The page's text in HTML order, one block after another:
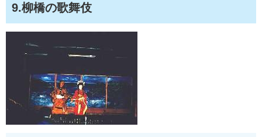
9.柳橋の歌舞伎